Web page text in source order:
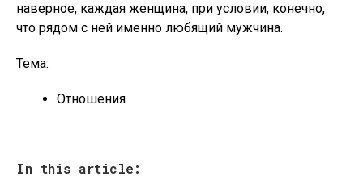
наверное, каждая женщина, при условии, конечно,
что рядом с ней именно любящий мужчина.
Тема:
Отношения
In this article: